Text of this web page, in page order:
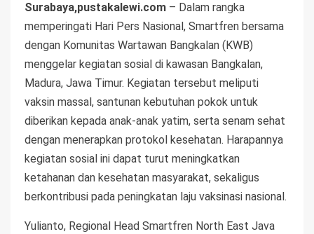
Surabaya,pustakalewi.com – Dalam rangka
memperingati Hari Pers Nasional, Smartfren bersama
dengan Komunitas Wartawan Bangkalan (KWB)
menggelar kegiatan sosial di kawasan Bangkalan,
Madura, Jawa Timur. Kegiatan tersebut meliputi
vaksin massal, santunan kebutuhan pokok untuk
diberikan kepada anak-anak yatim, serta senam sehat
dengan menerapkan protokol kesehatan. Harapannya
kegiatan sosial ini dapat turut meningkatkan
ketahanan dan kesehatan masyarakat, sekaligus
berkontribusi pada peningkatan laju vaksinasi nasional.
Yulianto, Regional Head Smartfren North East Java